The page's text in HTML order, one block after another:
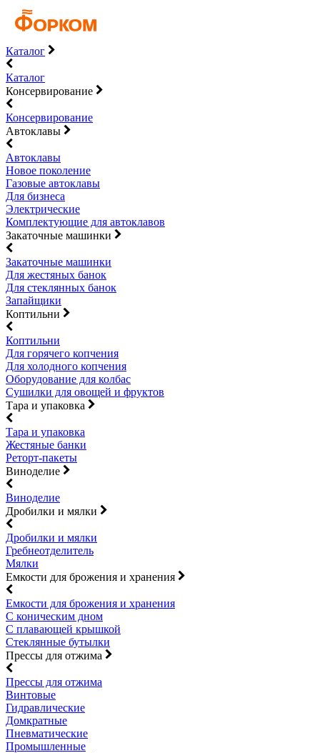
Каталог
Каталог
Консервирование
Консервирование
Автоклавы
Автоклавы
Новое поколение
Газовые автоклавы
Для бизнеса
Электрические
Комплектующие для автоклавов
Закаточные машинки
Закаточные машинки
Для жестяных банок
Для стеклянных банок
Запайщики
Коптильни
Коптильни
Для горячего копчения
Для холодного копчения
Оборудование для колбас
Сушилки для овощей и фруктов
Тара и упаковка
Тара и упаковка
Жестяные банки
Реторт-пакеты
Виноделие
Виноделие
Дробилки и мялки
Дробилки и мялки
Гребнеотделитель
Мялки
Емкости для брожения и хранения
Емкости для брожения и хранения
С коническим дном
С плавающей крышкой
Стеклянные бутылки
Прессы для отжима
Прессы для отжима
Винтовые
Гидравлические
Домкратные
Пневматические
Промышленные